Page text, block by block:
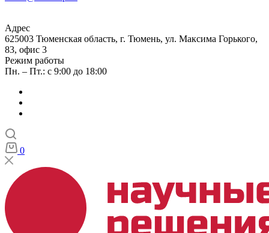
Адрес
625003 Тюменская область, г. Тюмень, ул. Максима Горького,
83, офис 3
Режим работы
Пн. – Пт.: с 9:00 до 18:00
0